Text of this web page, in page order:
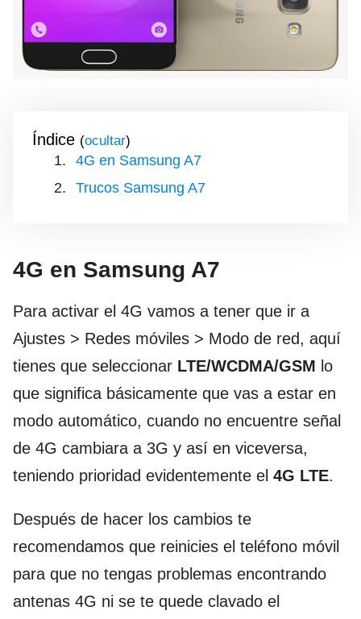
Índice ( )
4G en Samsung A7
Trucos Samsung A7
4G en Samsung A7
Para activar el 4G vamos a tener que ir a
Ajustes > Redes móviles > Modo de red, aquí
tienes que seleccionar LTE/WCDMA/GSM lo
que significa básicamente que vas a estar en
modo automático, cuando no encuentre señal
de 4G cambiara a 3G y así en viceversa,
teniendo prioridad evidentemente el 4G LTE.
Después de hacer los cambios te
recomendamos que reinicies el teléfono móvil
para que no tengas problemas encontrando
antenas 4G ni se te quede clavado el